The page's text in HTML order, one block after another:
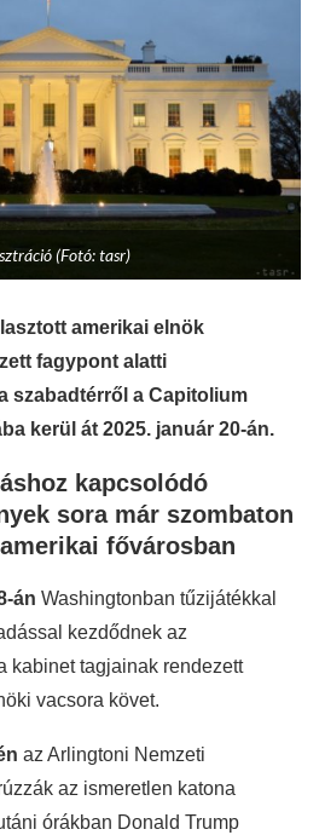
(Fotó: tasr)
amerikai elnök
fagypont alatti
szabadtérről a Capitolium
kerül át 2025. január 20-án.
kapcsolódó
sora már szombaton
fővárosban
án Washingtonban tűzijátékkal
kezdődnek az
kabinet tagjainak rendezett
vacsora követ.
az Arlingtoni Nemzeti
az ismeretlen katona
órákban Donald Trump